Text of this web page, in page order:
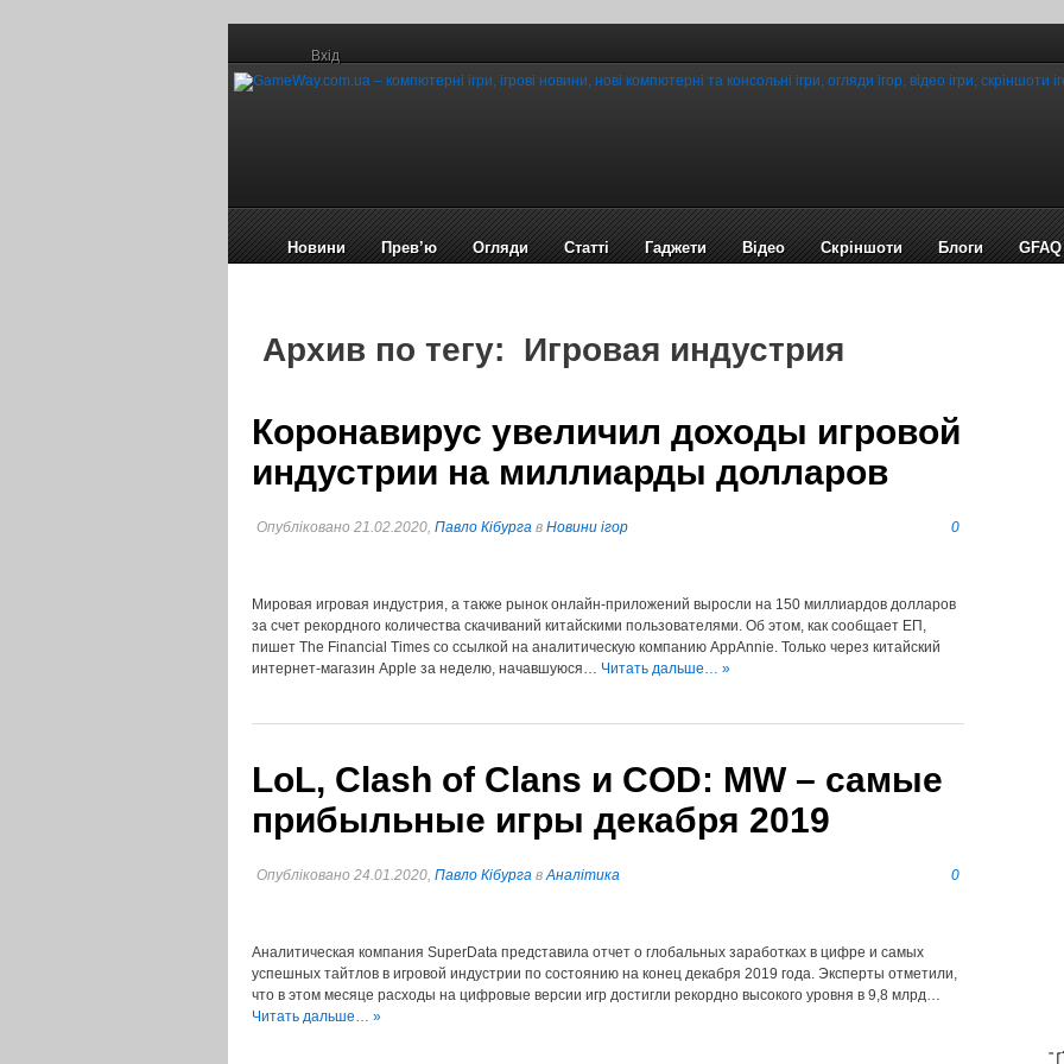
Вхід
Новини Прев’ю Огляди Статті Гаджети Відео Cкріншоти Блоги GFAQ
Архив по тегу: Игровая индустрия
Коронавирус увеличил доходы игровой
индустрии на миллиарды долларов
Опубліковано 21.02.2020, Павло Кібурга в Новини ігор 0
Мировая игровая индустрия, а также рынок онлайн-приложений выросли на 150 миллиардов долларов
за счет рекордного количества скачиваний китайскими пользователями. Об этом, как сообщает ЕП,
пишет The Finаncial Times со ссылкой на аналитическую компанию AppAnnie. Только через китайский
интернет-магазин Apple за неделю, начавшуюся… Читать дальше… »
LoL, Clash of Clans и СOD: MW – самые
прибыльные игры декабря 2019
Опубліковано 24.01.2020, Павло Кібурга вАналітика 0
Аналитическая компания SuperData представила отчет о глобальных заработках в цифре и самых
успешных тайтлов в игровой индустрии по состоянию на конец декабря 2019 года. Эксперты отметили,
что в этом месяце расходы на цифровые версии игр достигли рекордно высокого уровня в 9,8 млрд…
Читать дальше… »